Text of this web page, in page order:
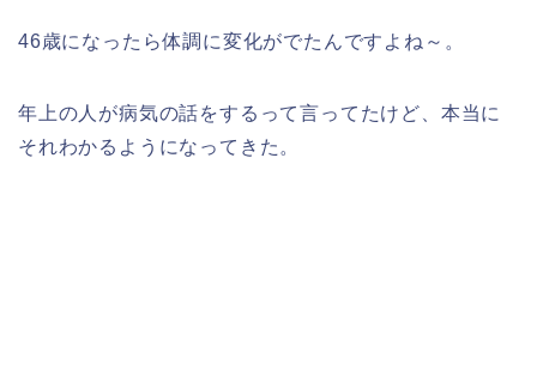
46歳になったら体調に変化がでたんですよね～。
年上の人が病気の話をするって言ってたけど、本当に
それわかるようになってきた。